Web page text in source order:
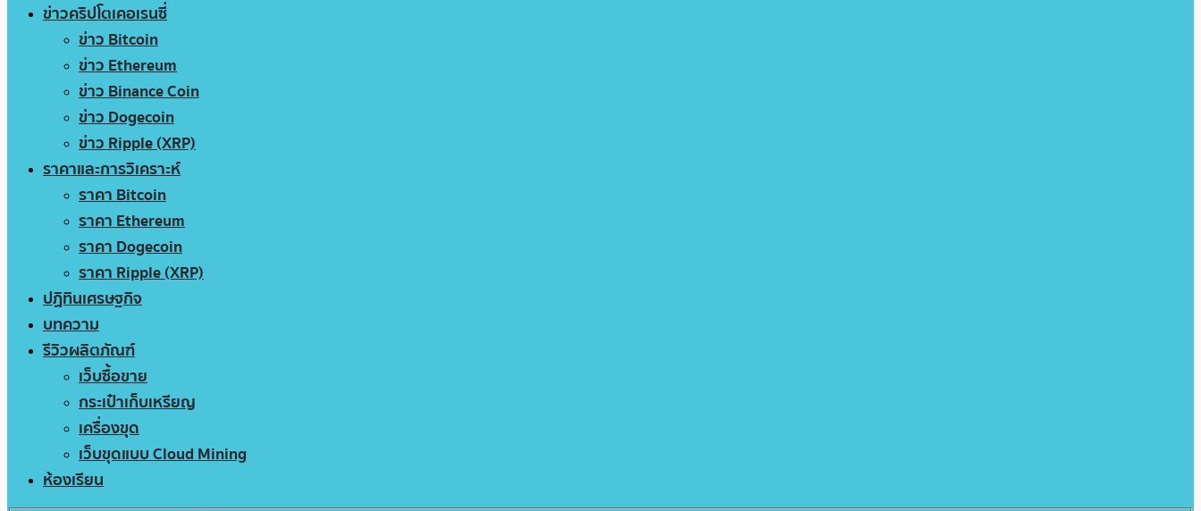
ข่าวคริปโตเคอเรนซี่
ข่าว Bitcoin
ข่าว Ethereum
ข่าว Binance Coin
ข่าว Dogecoin
ข่าว Ripple (XRP)
ราคาและการวิเคราะห์
ราคา Bitcoin
ราคา Ethereum
ราคา Dogecoin
ราคา Ripple (XRP)
ปฏิทินเศรษฐกิจ
บทความ
รีวิวผลิตภัณฑ์
เว็บซื้อขาย
กระเป๋าเก็บเหรียญ
เครื่องขุด
เว็บขุดแบบ Cloud Mining
ห้องเรียน